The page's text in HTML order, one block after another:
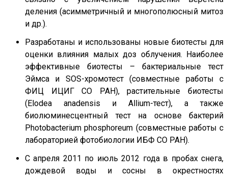
деления (асимметричный и многополюсный митоз
и др.).
Разработаны и использованы новые биотесты для
оценки влияния малых доз облучения. Наиболее
эффективные биотесты – бактериальные тест
Эймса и SOS-хромотест (совместные работы с
ФИЦ ИЦИГ СО РАН), растительные биотесты
(Elodea anadensis и Allium-тест), а также
биолюминесцентный тест на основе бактерий
Photobacterium phosphoreum (совместные работы с
лабораторией фотобиологии ИБФ СО РАН).
С апреля 2011 по июль 2012 года в пробах снега,
дождевой воды и сосны в окрестностях